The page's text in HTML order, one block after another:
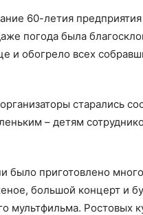
60-летия
погода была
и обогрело всех
старались
– детям
было приготовлено
большой концерт и
мультфильма. Ростовых